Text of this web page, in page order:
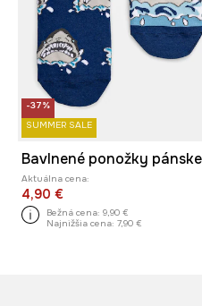
-37%
SUMMER SALE
Aktuálna cena:
4,90 €
Bežná cena: 9,90 €
Najnižšia cena: 7,90 €